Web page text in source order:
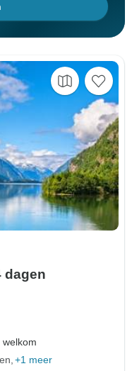
dagen
welkom
+1 meer